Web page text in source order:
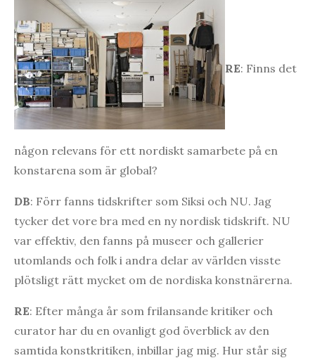
RE: Finns det
någon relevans för ett nordiskt samarbete på en
konstarena som är global?
DB: Förr fanns tidskrifter som Siksi och NU. Jag
tycker det vore bra med en ny nordisk tidskrift. NU
var effektiv, den fanns på museer och gallerier
utomlands och folk i andra delar av världen visste
plötsligt rätt mycket om de nordiska konstnärerna.
RE: Efter många år som frilansande kritiker och
curator har du en ovanligt god överblick av den
samtida konstkritiken, inbillar jag mig. Hur står sig